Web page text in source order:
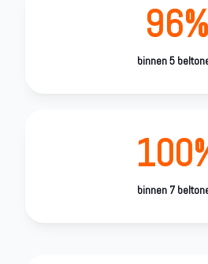
96%
binnen 5
binnen 7